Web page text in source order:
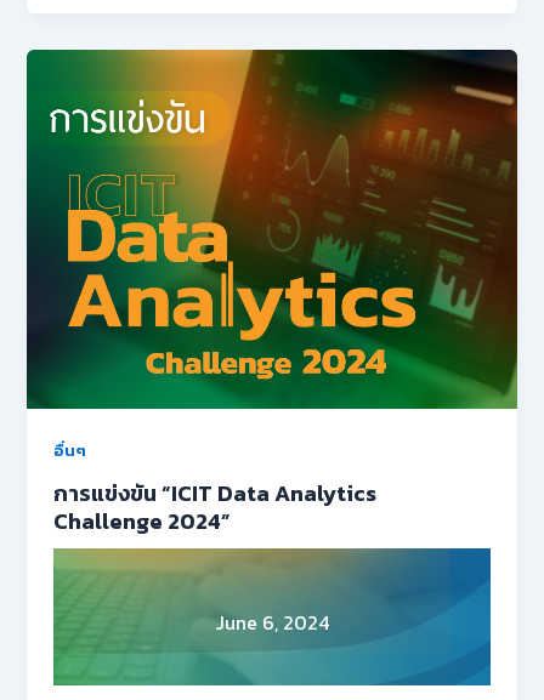
อื่นๆ
การแข่งขัน “ICIT Data Analytics
Challenge 2024”
June 6, 2024